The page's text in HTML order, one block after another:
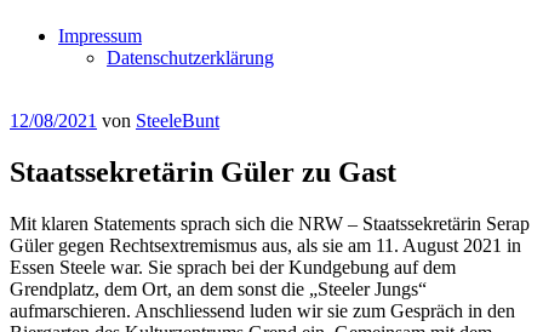
Impressum
Datenschutzerklärung
Veröffentlicht
12/08/2021 von SteeleBunt
Staatssekretärin Güler zu Gast
Mit klaren Statements sprach sich die NRW – Staatssekretärin Serap
Güler gegen Rechtsextremismus aus, als sie am 11. August 2021 in
Essen Steele war. Sie sprach bei der Kundgebung auf dem
Grendplatz, dem Ort, an dem sonst die „Steeler Jungs“
aufmarschieren. Anschliessend luden wir sie zum Gespräch in den